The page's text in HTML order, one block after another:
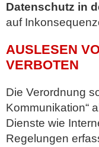
Datenschutz in
auf
AUSLESEN
VERBOTEN
Die Verordnung
Kommunikation“
Dienste wie
Regelungen